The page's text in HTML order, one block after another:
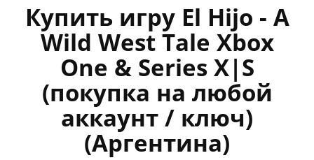
Купить игру El Hijo - A
Wild West Tale Xbox
One & Series X|S
(покупка на любой
аккаунт / ключ)
(Аргентина)